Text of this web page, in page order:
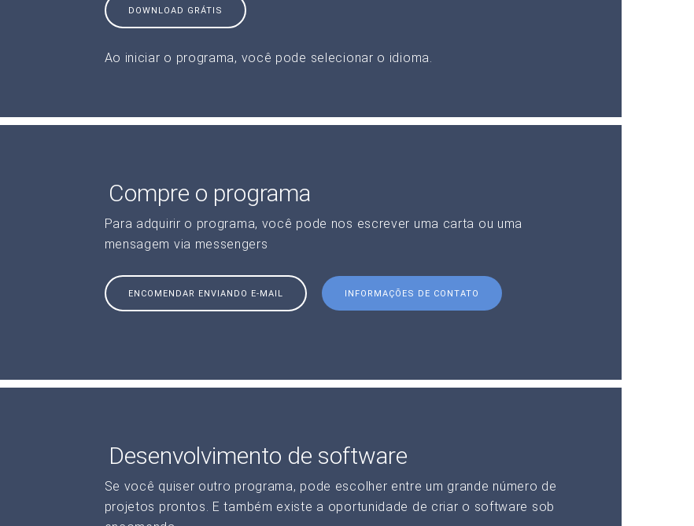
DOWNLOAD GRÁTIS
Ao iniciar o programa, você pode selecionar o idioma.
Compre o programa
Para adquirir o programa, você pode nos escrever uma carta ou uma
mensagem via messengers
ENCOMENDAR ENVIANDO E-MAIL INFORMAÇÕES DE CONTATO
Desenvolvimento de software
Se você quiser outro programa, pode escolher entre um grande número de
projetos prontos. E também existe a oportunidade de criar o software sob